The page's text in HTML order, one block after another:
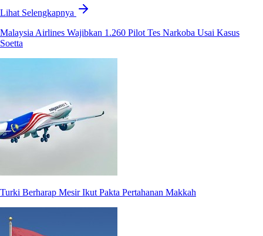
Lihat Selengkapnya
Malaysia Airlines Wajibkan 1.260 Pilot Tes Narkoba Usai Kasus
Soetta
Turki Berharap Mesir Ikut Pakta Pertahanan Makkah